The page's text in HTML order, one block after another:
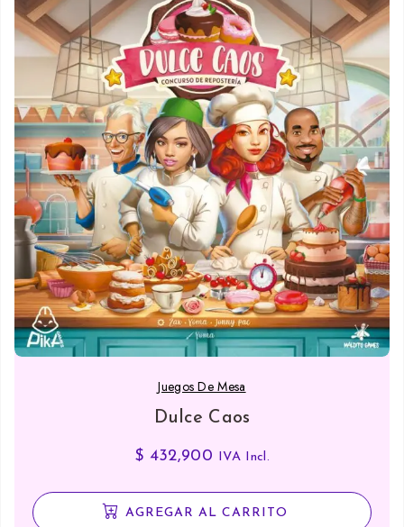
Juegos De Mesa
Dulce Caos
$ 432,900 IVA Incl.
AGREGAR AL CARRITO